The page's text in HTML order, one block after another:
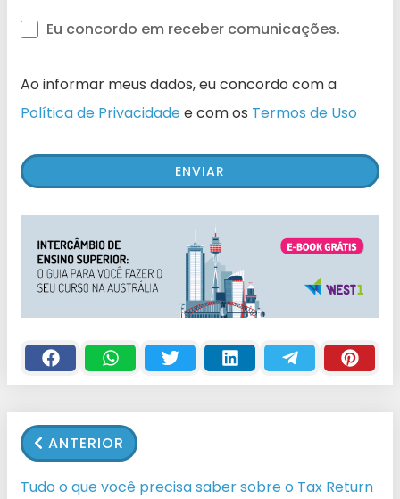
Eu concordo em receber comunicações.
Ao informar meus dados, eu concordo com a
Política de Privacidadee com os Termos de Uso
ANTERIOR
Tudo o que você precisa saber sobre o Tax Return